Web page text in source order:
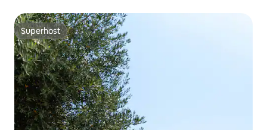
Superhost
Superhost